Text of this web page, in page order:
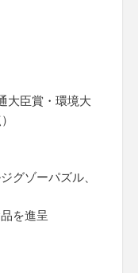
大臣賞・環境大
グゾーパズル、
を進呈